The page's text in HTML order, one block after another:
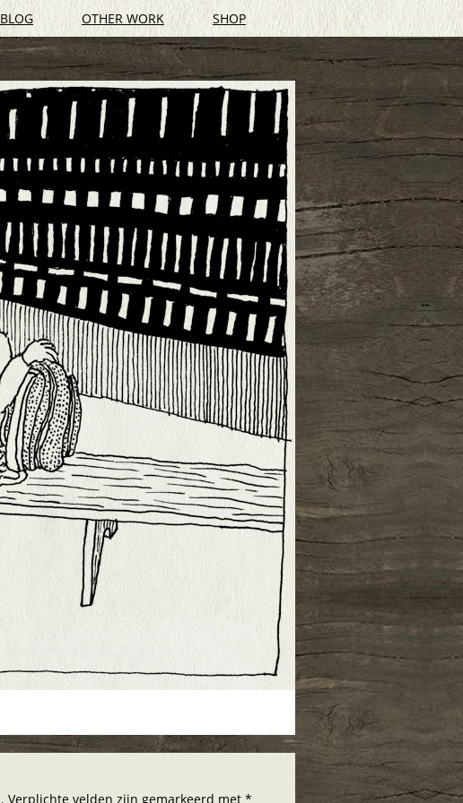
BLOG OTHER WORK SHOP
Verplichte velden zijn gemarkeerd met *